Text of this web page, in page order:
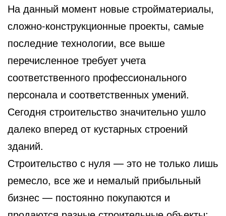
На данный момент новые стройматериалы,
сложно-конструкционные проекты, самые
последние технологии, все выше
перечисленное требует учета
соответственного профессионального
персонала и соответственных умений.
Сегодня строительство значительно ушло
далеко вперед от кустарных строений
зданий.
Строительство с нуля — это не только лишь
ремесло, все же и немалый прибыльный
бизнес — постоянно покупаются и